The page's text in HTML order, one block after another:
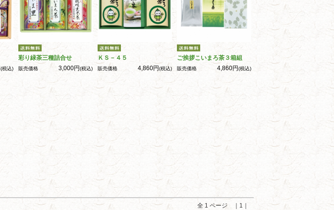
(税込)
彩り緑茶三種詰合せ
販売価格 3,000円(税込)
ＫＳ－４５
販売価格 4,860円(税込)
ご挨拶こいまろ茶３箱組
販売価格 4,860円(税込)
全 1 ページ ｜1｜